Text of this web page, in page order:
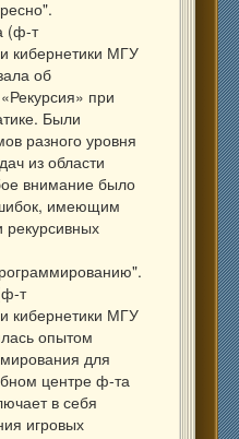
(ф-т
кибернетики МГУ
об
при
Были
разного уровня
из области
внимание было
имеющим
т
кибернетики МГУ
опытом
для
центре ф-та
в себя
игровых